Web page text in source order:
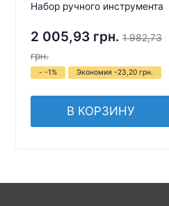
Набор ручного инструмента
2 005,93 грн. 1 982,73
грн.
- -1% Экономия -23,20 грн.
В КОРЗИНУ